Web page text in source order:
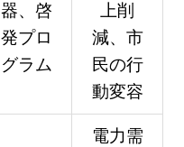
器、啓
発プロ
グラム
上削
減、市
民の行
動変容
電力需